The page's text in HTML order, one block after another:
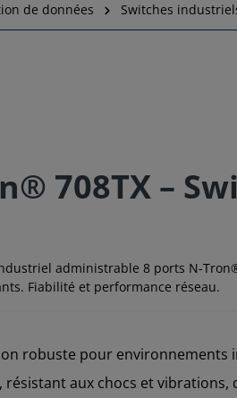
de données Switches
708TX –
administrable 8 ports N-
Fiabilité et performance réseau.
robuste pour environnements
aux chocs et vibrations,